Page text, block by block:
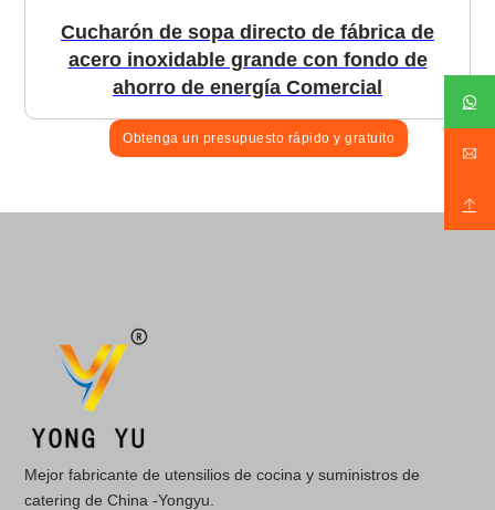
Cucharón de sopa directo de fábrica de
acero inoxidable grande con fondo de
ahorro de energía Comercial
Obtenga un presupuesto rápido y gratuito
Mejor fabricante de utensilios de cocina y suministros de
catering de China -Yongyu.